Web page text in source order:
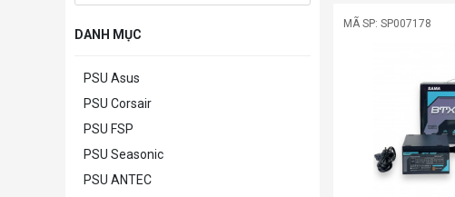
DANH MỤC
PSU Asus
PSU Corsair
PSU FSP
PSU Seasonic
PSU ANTEC
MÃ SP: SP007178